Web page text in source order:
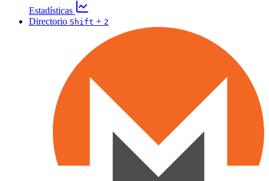
Estadísticas
Directorio Shift + 2